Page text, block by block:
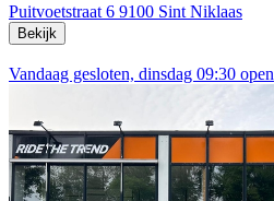
Puitvoetstraat 6 9100 Sint Niklaas
Bekijk
Vandaag gesloten, dinsdag 09:30 open